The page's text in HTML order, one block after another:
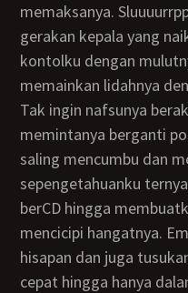
memaksanya.
gerakan kepala yang
kontolku dengan
memainkan lidahnya
Tak ingin nafsunya berakhir kecewa, akupun
memintanya berganti
saling mencumbu dan
sepengetahuanku
berCD hingga
mencicipi hangatnya.
hisapan dan juga
cepat hingga hanya